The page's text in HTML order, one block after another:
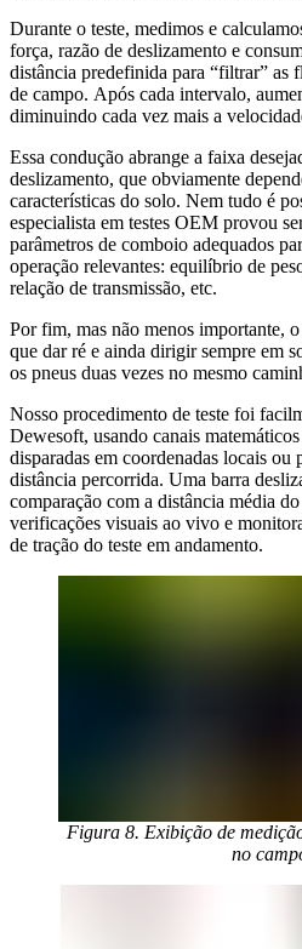
Durante o teste, medimos e
força, razão de deslizamento e
distância predefinida para “filtrar” as
de campo. Após cada intervalo,
diminuindo cada vez mais a
Essa condução abrange a faixa
deslizamento, que obviamente
características do solo. Nem tudo é
especialista em testes OEM provou
parâmetros de comboio adequados
operação relevantes: equilíbrio de
relação de transmissão, etc.
Por fim, mas não menos importante,
que dar ré e ainda dirigir sempre em
os pneus duas vezes no mesmo
Nosso procedimento de teste foi
Dewesoft, usando canais
disparadas em coordenadas locais ou
distância percorrida. Uma barra
comparação com a distância média
verificações visuais ao vivo e
de tração do teste em andamento.
Figura 8. Exibição de
no